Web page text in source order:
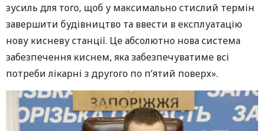
зусиль для того, щоб у максимально стислий термін
завершити будівництво та ввести в експлуатацію
нову кисневу станції. Це абсолютно нова система
забезпечення киснем, яка забезпечуватиме всі
потреби лікарні з другого по п’ятий поверх».